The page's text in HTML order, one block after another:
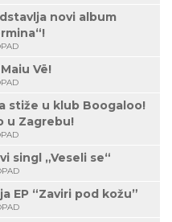
novi album
Vë!
stiže u klub Boogaloo!
u Zagrebu!
singl „Veseli se“
EP “Zaviri pod kožu”